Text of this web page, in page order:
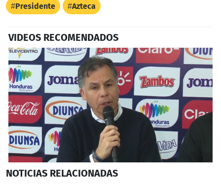
Presidente Azteca
VIDEOS RECOMENDADOS
seconds
NOTICIAS RELACIONADAS